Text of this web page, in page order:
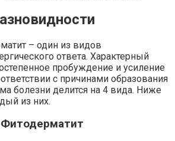
– один из видов
ответа. Характерный
пробуждение и усиление
с причинами образования
болезни делится на 4 вида. Ниже
из них.
Фитодерматит